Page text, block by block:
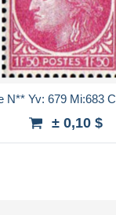
N** Yv: 679 Mi:683
± 0,10 $